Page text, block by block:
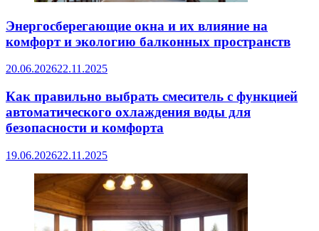
Энергосберегающие окна и их влияние на
комфорт и экологию балконных пространств
20.06.202622.11.2025
Как правильно выбрать смеситель с функцией
автоматического охлаждения воды для
безопасности и комфорта
19.06.202622.11.2025